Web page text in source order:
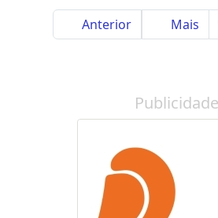
Anterior Mais
Publicidade